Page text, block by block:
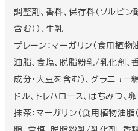
調整剤、香料、保存料（ソルビン
含む））、牛乳
プレーン：マーガリン(食用植
油脂、食塩、脱脂粉乳/乳化剤、
成分・大豆を含む)、グラニュー
ドル、トレハロース、はちみつ、
抹茶：マーガリン(食用植物油